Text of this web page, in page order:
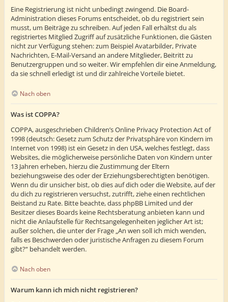
Eine Registrierung ist nicht unbedingt zwingend. Die Board-
Administration dieses Forums entscheidet, ob du registriert sein
musst, um Beiträge zu schreiben. Auf jeden Fall erhältst du als
registriertes Mitglied Zugriff auf zusätzliche Funktionen, die Gästen
nicht zur Verfügung stehen: zum Beispiel Avatarbilder, Private
Nachrichten, E-Mail-Versand an andere Mitglieder, Beitritt zu
Benutzergruppen und so weiter. Wir empfehlen dir eine Anmeldung,
da sie schnell erledigt ist und dir zahlreiche Vorteile bietet.
Nach oben
Was ist COPPA?
COPPA, ausgeschrieben Children’s Online Privacy Protection Act of
1998 (deutsch: Gesetz zum Schutz der Privatsphäre von Kindern im
Internet von 1998) ist ein Gesetz in den USA, welches festlegt, dass
Websites, die möglicherweise persönliche Daten von Kindern unter
13 Jahren erheben, hierzu die Zustimmung der Eltern
beziehungsweise des oder der Erziehungsberechtigten benötigen.
Wenn du dir unsicher bist, ob dies auf dich oder die Website, auf der
du dich zu registrieren versuchst, zutrifft, ziehe einen rechtlichen
Beistand zu Rate. Bitte beachte, dass phpBB Limited und der
Besitzer dieses Boards keine Rechtsberatung anbieten kann und
nicht die Anlaufstelle für Rechtsangelegenheiten jeglicher Art ist;
außer solchen, die unter der Frage „An wen soll ich mich wenden,
falls es Beschwerden oder juristische Anfragen zu diesem Forum
gibt?“ behandelt werden.
Nach oben
Warum kann ich mich nicht registrieren?